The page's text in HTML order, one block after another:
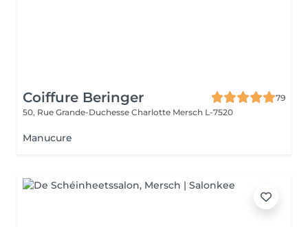
Coiffure Beringer
79
50, Rue Grande-Duchesse Charlotte Mersch L-7520
Manucure